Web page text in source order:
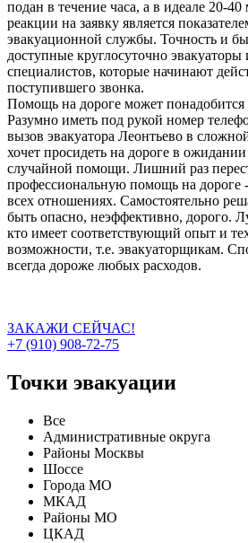
подан в течение часа, а в идеале 20-
реакции на заявку является
эвакуационной службы. Точность и
доступные круглосуточно эвакуаторы
специалистов, которые начинают
поступившего звонка.
Помощь на дороге может
Разумно иметь под рукой номер
вызов эвакуатора Леонтьево в
хочет просидеть на дороге в
случайной помощи. Лишний раз
профессиональную помощь на дороге
всех отношениях. Самостоятельно
быть опасно, неэффективно, дорого.
кто имеет соответствующий опыт и
возможности, т.е. эвакуаторщикам.
всегда дороже любых расходов.
ЗАКАЖИ СЕЙЧАС!
+7 (910) 908-72-75
Точки эвакуации
Все
Административные округа
Районы Москвы
Шоссе
Города МО
МКАД
Районы МО
ЦКАД